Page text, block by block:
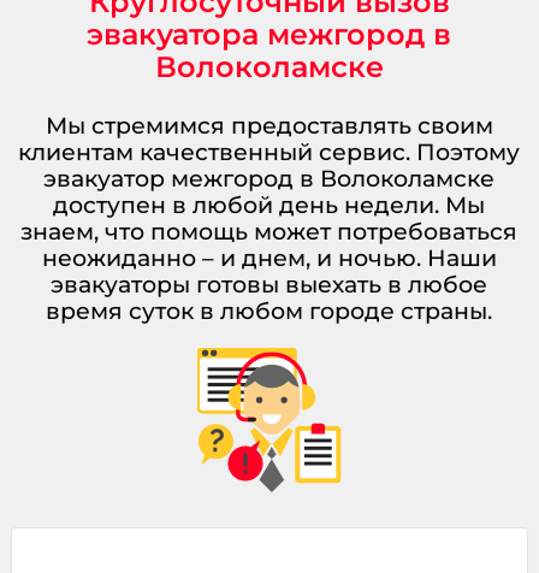
эвакуатора межгород в
Волоколамске
Мы стремимся предоставлять своим
клиентам качественный сервис. Поэтому
эвакуатор межгород в Волоколамске
доступен в любой день недели. Мы
знаем, что помощь может потребоваться
неожиданно – и днем, и ночью. Наши
эвакуаторы готовы выехать в любое
время суток в любом городе страны.